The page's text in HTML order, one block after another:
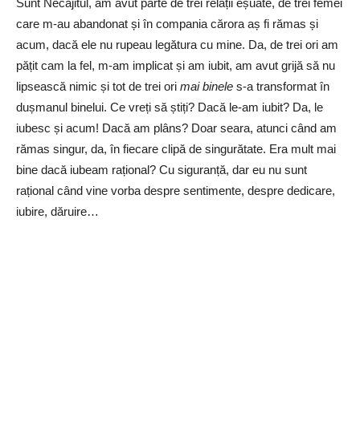
Sunt Necăjitul, am avut parte de trei relații eșuate, de trei femei
care m-au abandonat și în compania cărora aș fi rămas și
acum, dacă ele nu rupeau legătura cu mine. Da, de trei ori am
pățit cam la fel, m-am implicat și am iubit, am avut grijă să nu
lipsească nimic și tot de trei ori mai binele s-a transformat în
dușmanul binelui. Ce vreți să știți? Dacă le-am iubit? Da, le
iubesc și acum! Dacă am plâns? Doar seara, atunci când am
rămas singur, da, în fiecare clipă de singurătate. Era mult mai
bine dacă iubeam rațional? Cu siguranță, dar eu nu sunt
rațional când vine vorba despre sentimente, despre dedicare,
iubire, dăruire…